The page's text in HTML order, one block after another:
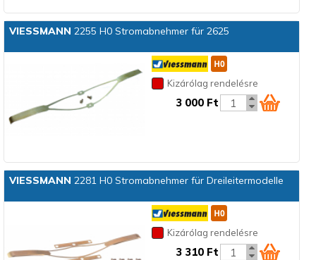
VIESSMANN 2255 H0 Stromabnehmer für 2625
Kizárólag rendelésre
3 000 Ft
VIESSMANN 2281 H0 Stromabnehmer für Dreileitermodelle
Kizárólag rendelésre
3 310 Ft